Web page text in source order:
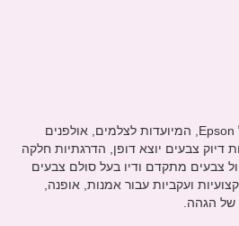
מדפסות הצילום וההגהה של Epson, המיועדות לצלמים, אולפנים
דיוק צבעים יוצא דופן, הדרגתיות חלקה
צבעים מתקדם ודיו בעל סולם צבעים
ועקביות עבור אמנות, אופנה,
של הגהה.